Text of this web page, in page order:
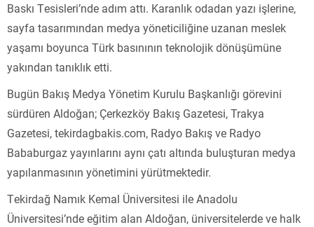
Baskı Tesisleri’nde adım attı. Karanlık odadan yazı işlerine,
sayfa tasarımından medya yöneticiliğine uzanan meslek
yaşamı boyunca Türk basınının teknolojik dönüşümüne
yakından tanıklık etti.
Bugün Bakış Medya Yönetim Kurulu Başkanlığı görevini
sürdüren Aldoğan; Çerkezköy Bakış Gazetesi, Trakya
Gazetesi, tekirdagbakis.com, Radyo Bakış ve Radyo
Bababurgaz yayınlarını aynı çatı altında buluşturan medya
yapılanmasının yönetimini yürütmektedir.
Tekirdağ Namık Kemal Üniversitesi ile Anadolu
Üniversitesi’nde eğitim alan Aldoğan, üniversitelerde ve halk